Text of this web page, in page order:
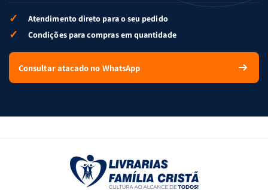
✓ Atendimento direto para o seu pedido
✓ Condições para compras em quantidade
Consultar atacado no WhatsApp